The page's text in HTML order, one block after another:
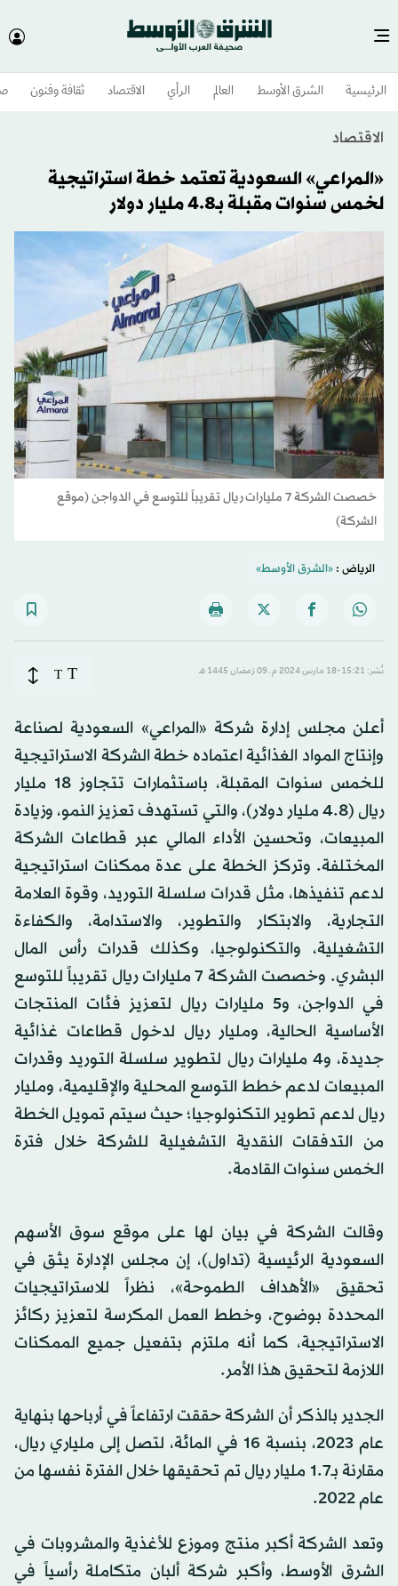
الرئيسية الشرق الأوسط​ العالم الرأي الاقتصاد ثقافة وفنون
الاقتصاد
«المراعي» السعودية تعتمد خطة استراتيجية
لخمس سنوات مقبلة بـ4.8 مليار دولار
خصصت الشركة 7 مليارات ريال تقريباً للتوسع في الدواجن (موقع
الشركة)
الرياض :«الشرق الأوسط»
نُشر: 15:21-18 مارس 2024 م ـ 09 رَمضان 1445 هـ T
T
أعلن مجلس إدارة شركة «المراعي» السعودية لصناعة
وإنتاج المواد الغذائية اعتماده خطة الشركة الاستراتيجية
للخمس سنوات المقبلة، باستثمارات تتجاوز 18 مليار
ريال (4.8 مليار دولار)، والتي تستهدف تعزيز النمو، وزيادة
المبيعات، وتحسين الأداء المالي عبر قطاعات الشركة
المختلفة. وتركز الخطة على عدة ممكنات استراتيجية
لدعم تنفيذها، مثل قدرات سلسلة التوريد، وقوة العلامة
التجارية، والابتكار والتطوير، والاستدامة، والكفاءة
التشغيلية، والتكنولوجيا، وكذلك قدرات رأس المال
البشري. وخصصت الشركة 7 مليارات ريال تقريباً للتوسع
في الدواجن، و5 مليارات ريال لتعزيز فئات المنتجات
الأساسية الحالية، ومليار ريال لدخول قطاعات غذائية
جديدة، و4 مليارات ريال لتطوير سلسلة التوريد وقدرات
المبيعات لدعم خطط التوسع المحلية والإقليمية، ومليار
ريال لدعم تطوير التكنولوجيا؛ حيث سيتم تمويل الخطة
من التدفقات النقدية التشغيلية للشركة خلال فترة
الخمس سنوات القادمة.
وقالت الشركة في بيان لها على موقع سوق الأسهم
السعودية الرئيسية (تداول)، إن مجلس الإدارة يثق في
تحقيق «الأهداف الطموحة»، نظراً للاستراتيجيات
المحددة بوضوح، وخطط العمل المكرسة لتعزيز ركائز
الاستراتيجية، كما أنه ملتزم بتفعيل جميع الممكنات
اللازمة لتحقيق هذا الأمر.
الجدير بالذكر أن الشركة حققت ارتفاعاً في أرباحها بنهاية
عام 2023، بنسبة 16 في المائة، لتصل إلى ملياري ريال،
مقارنة بـ1.7 مليار ريال تم تحقيقها خلال الفترة نفسها من
عام 2022.
وتعد الشركة أكبر منتج وموزع للأغذية والمشروبات في
الشرق الأوسط، وأكبر شركة ألبان متكاملة رأسياً في